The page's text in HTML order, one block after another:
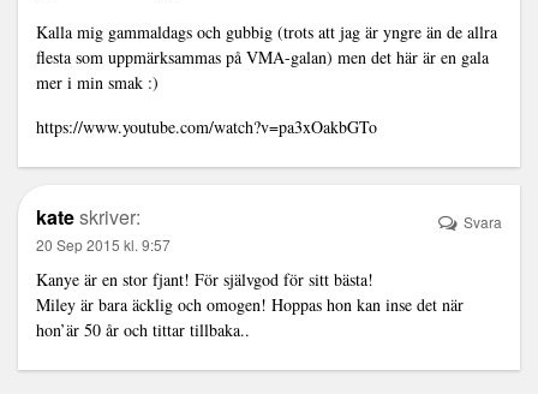
Kalla mig gammaldags och gubbig (trots att jag är yngre än de allra
flesta som uppmärksammas på VMA-galan) men det här är en gala
mer i min smak :)
https://www.youtube.com/watch?v=pa3xOakbGTo
kateskriver:
20 Sep 2015 kl. 9:57
Kanye är en stor fjant! För självgod för sitt bästa!
Miley är bara äcklig och omogen! Hoppas hon kan inse det när
hon’är 50 år och tittar tillbaka..
Svara